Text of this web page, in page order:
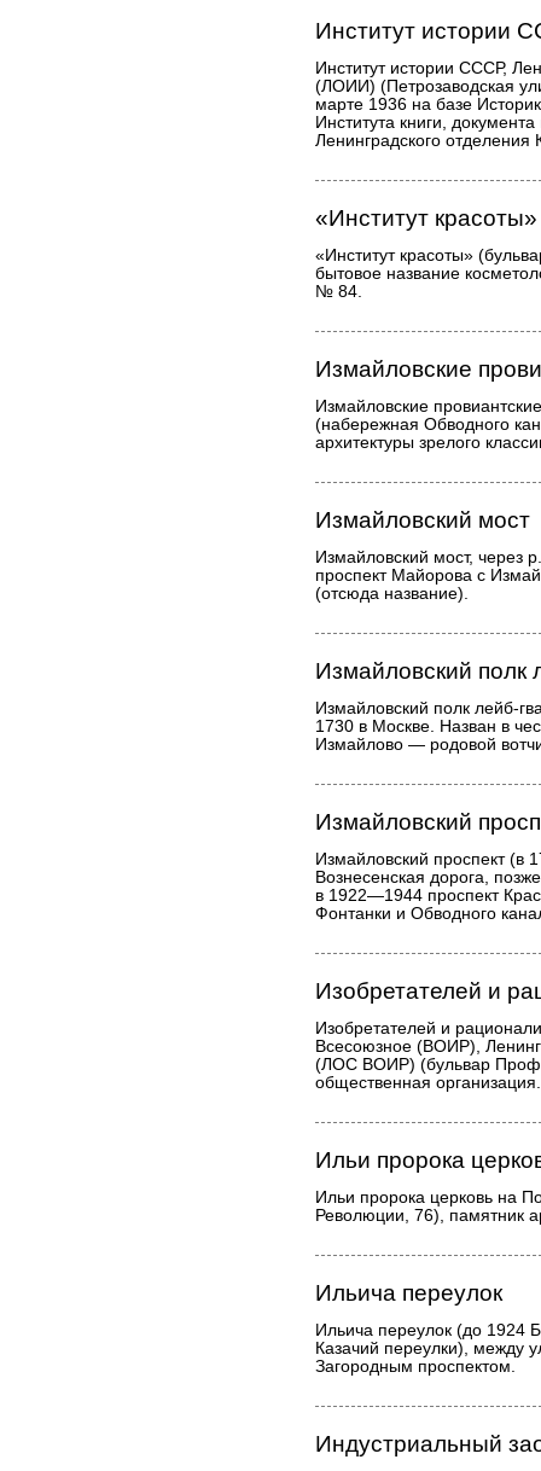
Институт истории
Институт истории СССР,
(ЛОИИ) (Петрозаводская
марте 1936 на базе
Института книги,
Ленинградского
«Институт красоты»
«Институт красоты»
бытовое название
№ 84.
Измайловские
Измайловские
(набережная Обводного
архитектуры зрелого
Измайловский мост
Измайловский мост, через
проспект Майорова с
(отсюда название).
Измайловский полк
Измайловский полк лейб-
1730 в Москве. Назван в
Измайлово — родовой
Измайловский
Измайловский проспект (в
Вознесенская дорога,
в 1922—1944 проспект
Фонтанки и Обводного
Изобретателей и
Изобретателей и
Всесоюзное (ВОИР),
(ЛОС ВОИР) (бульвар
общественная организация.
Ильи пророка
Ильи пророка церковь на
Революции, 76), памятник
Ильича переулок
Ильича переулок (до 1924
Казачий переулки), между
Загородным проспектом.
Индустриальный